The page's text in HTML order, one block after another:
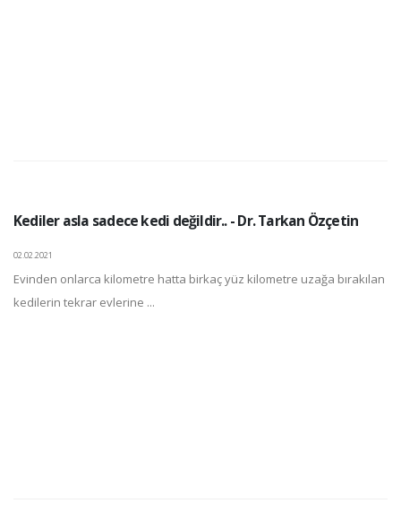
Kediler asla sadece kedi değildir.. - Dr. Tarkan Özçetin
02.02.2021
Evinden onlarca kilometre hatta birkaç yüz kilometre uzağa bırakılan
kedilerin tekrar evlerine ...